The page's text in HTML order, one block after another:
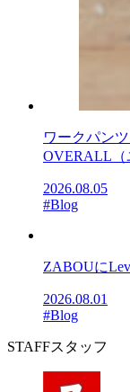
ワークパン
OVERALL（
2026.08.05
#Blog
ZABOUに
2026.08.01
#Blog
STAFFスタッフ